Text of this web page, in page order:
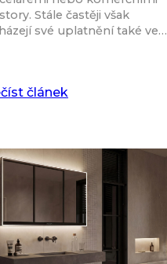
Stále častěji však
své uplatnění také ve…
článek